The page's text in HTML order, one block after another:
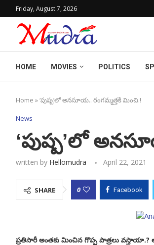
Friday, August 7, 2026
HOME MOVIES POLITICS
Home »‘పుష్ప’లో అనసూయ.. రంగమ్మత్తకి మించి.!
News
‘పుష్ప’లో
written by Hellomudra April 22, 2021
SHARE 0 Facebook
ప్రతిసారీ అంతకు మించిన గొప్ప పాత్రలు